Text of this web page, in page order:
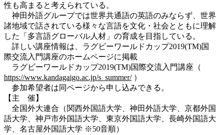
性も高まると考えられている。
神田外語グループでは世界共通語の英語のみならず、世界
諸地域で話されている様々な言語を文化・社会とともに理解
した「多言語グローバル人材」の育成を目指している。
詳しい講座情報は、ラグビーワールドカップ2019(TM)国
際交流入門講座のホームページに掲載
ラグビーワールドカップ2019(TM)国際交流入門講座（
https://www.kandagaigo.ac.jp/s_summer/）
参加希望者は同ページから申し込みできる。
【主 催】
全国外大連合（関西外国語大学、神田外語大学、京都外国
語大学、神戸市外国語大学、東京外国語大学、長崎外国語大
学、名古屋外国語大学 ※50音順）